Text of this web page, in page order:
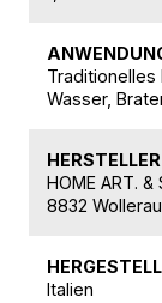
Traditionelles
Wasser,
HERSTELLER
HOME ART. &
8832
Italien